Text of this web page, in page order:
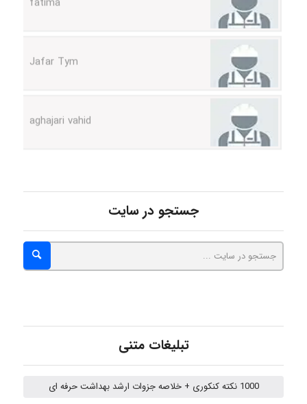
emami
جستجو در سایت
تبلیغات متنی
1000 نکته کنکوری + خلاصه جزوات ارشد بهداشت حرفه ای